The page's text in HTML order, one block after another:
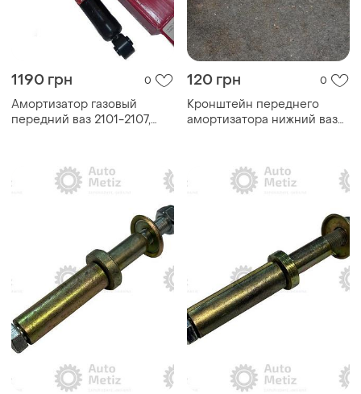
1190 грн 0
Амортизатор газовый
передний ваз 2101-2107,
120 грн 0
Кронштейн переднего
амортизатора нижний ваз